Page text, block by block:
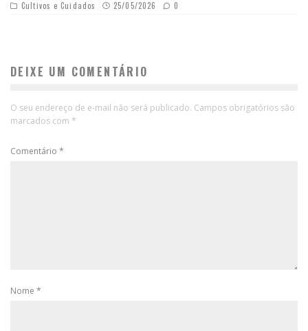
Cultivos e Cuidados 25/05/2026 0
DEIXE UM COMENTÁRIO
O seu endereço de e-mail não será publicado. Campos obrigatórios são
marcados com *
Comentário *
Nome *